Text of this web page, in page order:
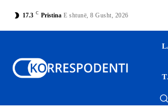
17.3 C Pristina E shtunë, 8 Gusht, 2026